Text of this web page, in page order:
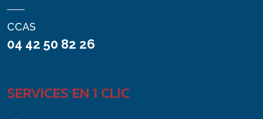
CCAS
04 42 50 82 26
SERVICES EN 1 CLIC